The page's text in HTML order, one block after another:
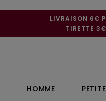
LIVRAISON 6€
TIRETTE
HOMME